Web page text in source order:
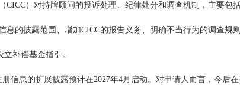
）对持牌顾问的投诉处理、纪律处分和调查机制，主要包括
的披露范围、增加CICC的报告义务、明确不当行为的调查规则
补偿基金指引。
信息的扩展披露预计在2027年4月启动。对申请人而言，今后